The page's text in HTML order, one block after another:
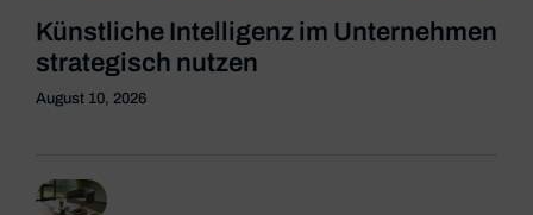
Künstliche Intelligenz im Unternehmen
strategisch nutzen
August 10, 2026